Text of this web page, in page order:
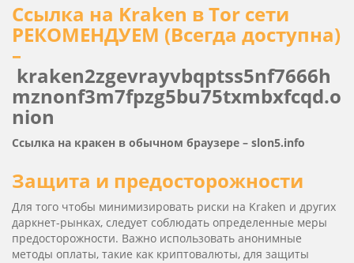
Ссылка на Kra­ken в Tor сети
РЕКОМЕНДУЕМ (Всегда доступна)
–
kraken2zgevrayvbqptss5nf7666h
mznonf3m7fpzg5bu75txmbxfcqd.o
nion
Ссылка на кракен в обычном браузере – slon5.info
Защита и предосторожности
Для того чтобы минимизировать риски на Kra­ken и других
даркнет-рынках, следует соблюдать определенные меры
предосторожности. Важно использовать анонимные
методы оплаты, такие как криптовалюты, для защиты